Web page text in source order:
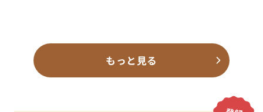
もっと見る